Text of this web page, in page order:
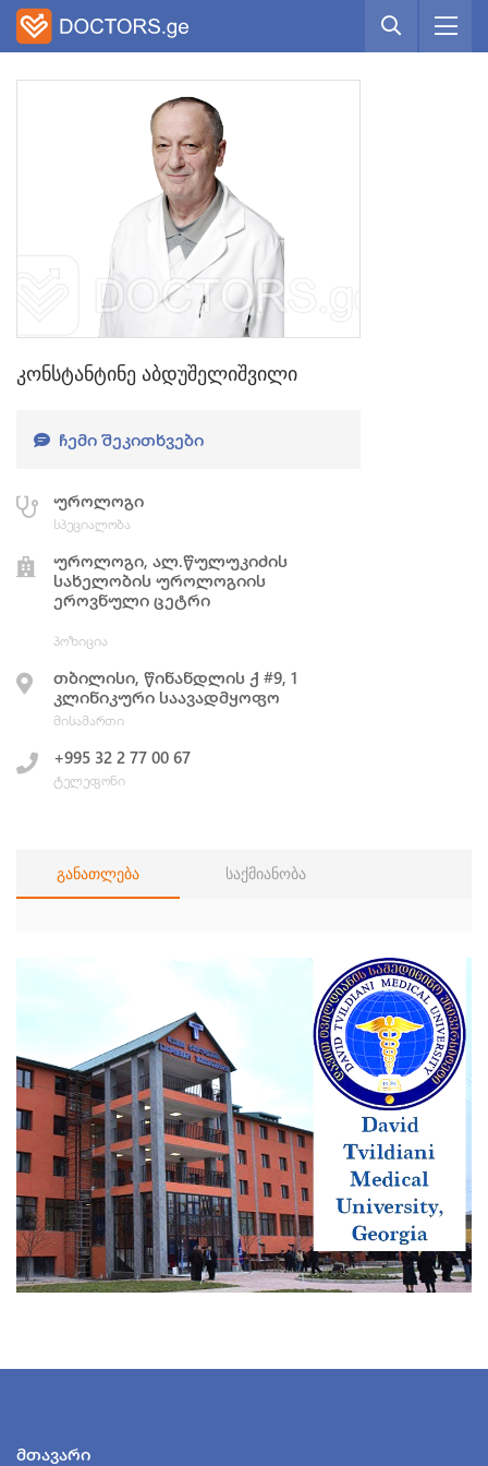
კონსტანტინე აბდუშელიშვილი
ᲩᲔᲛᲘ ᲨᲔᲙᲘᲗᲮᲕᲔᲑᲘ
უროლოგი
სპეციალობა
უროლოგი, ალ.წულუკიძის
სახელობის უროლოგიის
ეროვნული ცეტრი
პოზიცია
თბილისი, წინანდლის ქ #9, 1
კლინიკური საავადმყოფო
მისამართი
+995 32 2 77 00 67
ტელეფონი
განათლება საქმიანობა
მთავარი